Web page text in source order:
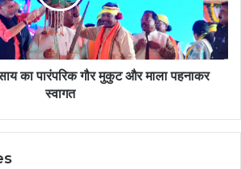
का पारंपरिक गौर मुकुट और माला पहनाकर
स्वागत